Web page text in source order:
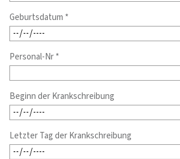
Geburtsdatum *
Personal-Nr *
Beginn der Krankschreibung
Letzter Tag der Krankschreibung